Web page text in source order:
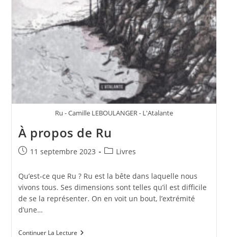
Ru - Camille LEBOULANGER - L'Atalante
À propos de Ru
11 septembre 2023 Livres
Qu’est-ce que Ru ? Ru est la bête dans laquelle nous
vivons tous. Ses dimensions sont telles qu’il est difficile
de se la représenter. On en voit un bout, l’extrémité
d’une…
Continuer La Lecture